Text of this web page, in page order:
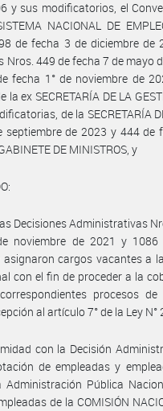
y sus modificatorios, el
NACIONAL DE
de fecha 3 de diciembre
449 de fecha 7 de mayo
fecha 1° de noviembre de
la ex SECRETARÍA DE LA
de la SECRETARÍA
septiembre de 2023 y 444
DE MINISTROS, y
Decisiones Administrativas
noviembre de 2021 y
cargos vacantes a
con el fin de proceder a la
procesos
al artículo 7° de la Ley N°
con la Decisión
de empleadas y
Pública
de la COMISIÓN